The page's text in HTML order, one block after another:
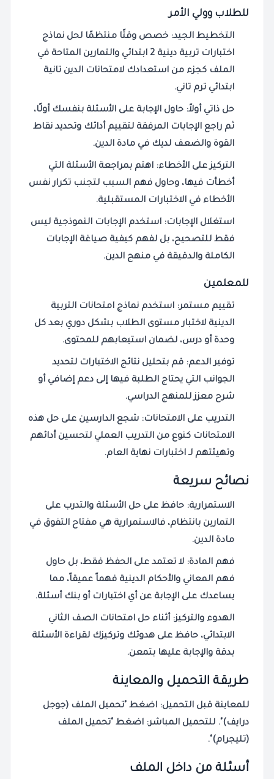
للطلاب وولي الأمر
التخطيط الجيد: خصص وقتًا منتظمًا لحل نماذج
اختبارات تربية دينية 2 ابتدائي
والتمارين المتاحة في
الملف كجزء من استعدادك لامتحانات الدين تانية
ابتدائي ترم تاني.
حل ذاتي أولاً: حاول الإجابة على الأسئلة بنفسك أولًا،
ثم راجع الإجابات المرفقة لتقييم أدائك وتحديد نقاط
القوة والضعف لديك في مادة الدين.
التركيز على الأخطاء: اهتم بمراجعة الأسئلة التي
أخطأت فيها، وحاول فهم السبب لتجنب تكرار نفس
الأخطاء في الاختبارات المستقبلية.
استغلال الإجابات: استخدم الإجابات النموذجية ليس
فقط للتصحيح، بل لفهم كيفية صياغة الإجابات
الكاملة والدقيقة في منهج الدين.
للمعلمين
تقييم مستمر: استخدم نماذج امتحانات التربية
الدينية لاختبار مستوى الطلاب بشكل دوري بعد كل
وحدة أو درس، لضمان استيعابهم للمحتوى.
توفير الدعم: قم بتحليل نتائج الاختبارات لتحديد
الجوانب التي يحتاج الطلبة فيها إلى دعم إضافي أو
شرح معززللمنهج الدراسي.
التدريب على الامتحانات: شجع الدارسين على حل هذه
الامتحانات كنوع من التدريب العملي لتحسين أدائهم
وتهيئتهم لـ اختبارات نهاية العام.
نصائح سريعة
الاستمرارية: حافظ على حل الأسئلة والتدرب على
التمارين بانتظام، فالاستمرارية هي مفتاح التفوق في
مادة الدين.
فهم المادة: لا تعتمد على الحفظ فقط، بل حاول
فهم المعاني والأحكام الدينية فهماً عميقاً، مما
يساعدك على الإجابة عن أي اختبارات أو بنك أسئلة.
الهدوء والتركيز: أثناء حل امتحانات الصف الثاني
الابتدائي، حافظ على هدوئك وتركيزك لقراءة الأسئلة
بدقة والإجابة عليها بتمعن.
طريقة التحميل والمعاينة
للمعاينة قبل التحميل: اضغط "تحميل الملف (جوجل
درايف)". للتحميل المباشر: اضغط "تحميل الملف
(تليجرام)".
أسئلة من داخل الملف